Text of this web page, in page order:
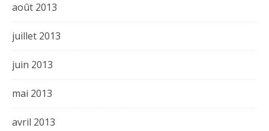
août 2013
juillet 2013
juin 2013
mai 2013
avril 2013